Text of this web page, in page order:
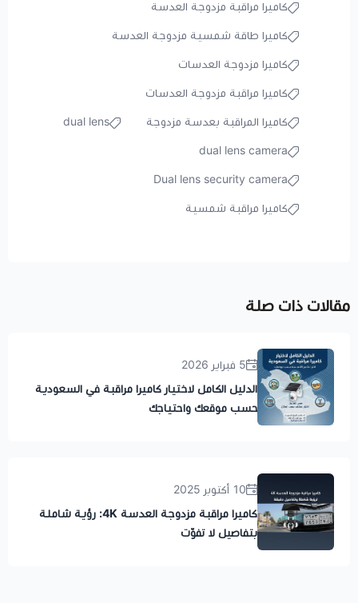
كاميرا مراقبة مزدوجة العدسة
كاميرا طاقة شمسية مزدوجة العدسة
كاميرا مزدوجة العدسات
كاميرا مراقبة مزدوجة العدسات
كاميرا المراقبة بعدسة مزدوجة dual lens
dual lens camera
Dual lens security camera
كاميرا مراقبة شمسية
مقالات ذات صلة
5 فبراير 2026
الدليل الكامل لاختيار كاميرا مراقبة في السعودية
حسب موقعك واحتياجك
10 أكتوبر 2025
كاميرا مراقبة مزدوجة العدسة 4K: رؤية شاملة
بتفاصيل لا تفوّت